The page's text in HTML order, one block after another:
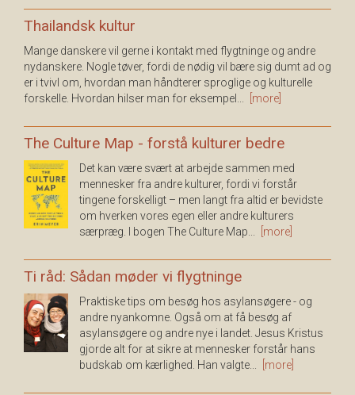
Thailandsk kultur
Mange danskere vil gerne i kontakt med flygtninge og andre
nydanskere. Nogle tøver, fordi de nødig vil bære sig dumt ad og
er i tvivl om, hvordan man håndterer sproglige og kulturelle
forskelle. Hvordan hilser man for eksempel...
[more]
The Culture Map - forstå kulturer bedre
Det kan være svært at arbejde sammen med
mennesker fra andre kulturer, fordi vi forstår
tingene forskelligt – men langt fra altid er bevidste
om hverken vores egen eller andre kulturers
særpræg. I bogen The Culture Map...
[more]
Ti råd: Sådan møder vi flygtninge
Praktiske tips om besøg hos asylansøgere - og
andre nyankomne. Også om at få besøg af
asylansøgere og andre nye i landet. Jesus Kristus
gjorde alt for at sikre at mennesker forstår hans
budskab om kærlighed. Han valgte...
[more]